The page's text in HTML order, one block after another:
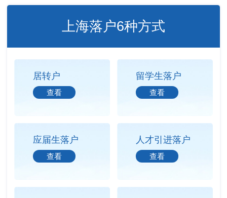
上海落户6种方式
居转户
查看
留学生落户
查看
应届生落户
查看
人才引进落户
查看